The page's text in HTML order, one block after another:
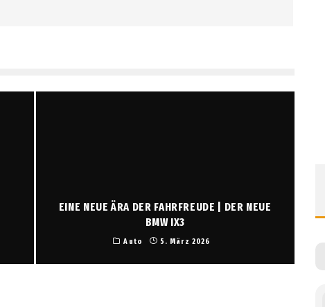
EINE NEUE ÄRA DER FAHRFREUDE | DER NEUE
BMW IX3
Auto 5. März 2026